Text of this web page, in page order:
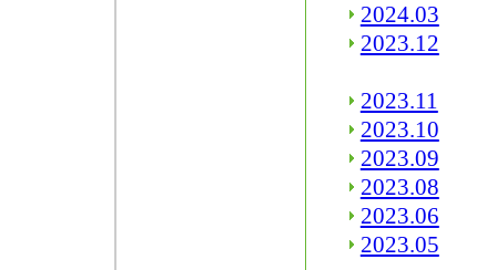
2024.03
2023.12
2023.11
2023.10
2023.09
2023.08
2023.06
2023.05